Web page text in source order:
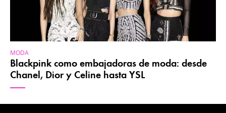
MODA
Blackpink como embajadoras de moda: desde
Chanel, Dior y Celine hasta YSL